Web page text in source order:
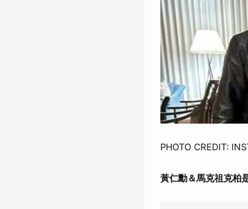
PHOTO CREDIT:
黃仁勳＆馬克祖克柏